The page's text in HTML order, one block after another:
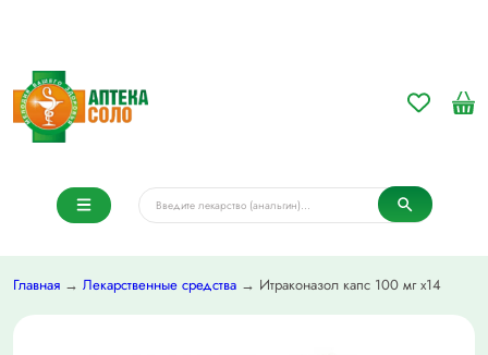
Главная → Лекарственные средства → Итраконазол капс 100 мг х14